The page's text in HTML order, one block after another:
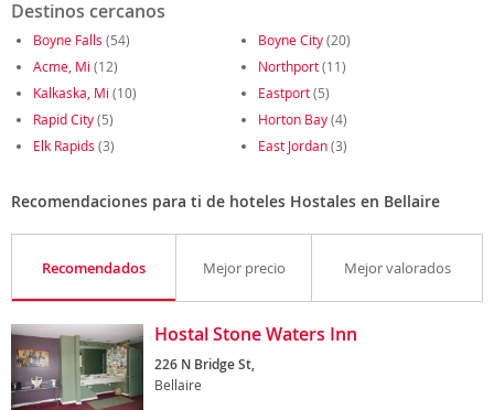
Destinos cercanos
Boyne Falls (54) Boyne City(20)
Acme, Mi (12) Northport(11)
Kalkaska, Mi (10) Eastport(5)
Rapid City(5) Horton Bay(4)
Elk Rapids (3) East Jordan(3)
Recomendaciones para ti de hoteles Hostales en Bellaire
Recomendados Mejor precio Mejor valorados
Hostal Stone Waters Inn
226 N Bridge St,
Bellaire